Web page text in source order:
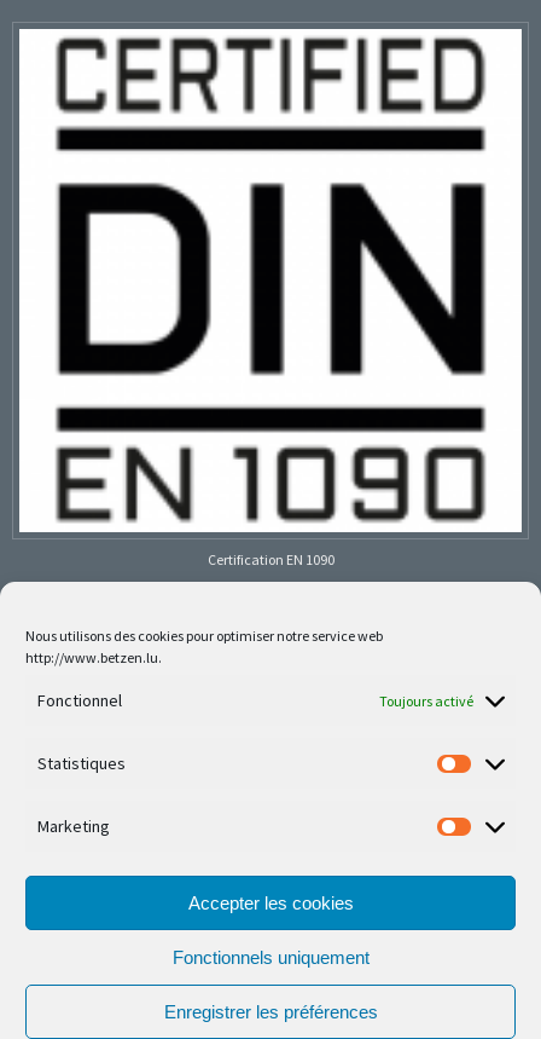
Nous utilisons des cookies pour optimiser notre service web
http://www.betzen.lu.
Fonctionnel Toujours activé
Statistiques
Marketing
Accepter les cookies
Fonctionnels uniquement
Enregistrer les préférences
Certification EN 1090
Follow us on social media